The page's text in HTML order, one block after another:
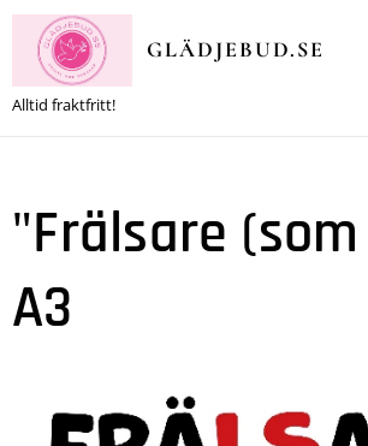
GLÄDJEBUD.SE
Alltid fraktfritt!
"Frälsare
A3